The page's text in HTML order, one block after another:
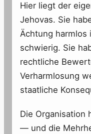
Hier liegt der
Jehovas. Sie
Ächtung harmlos
schwierig. Sie
rechtliche
Verharmlosung
staatliche
Die Organisation
— und die